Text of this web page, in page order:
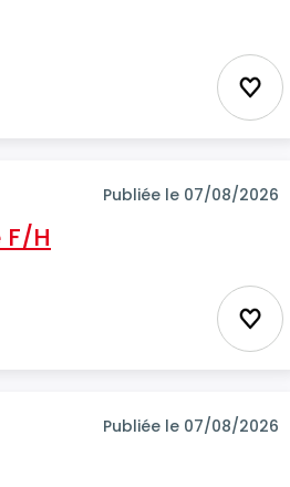
Publiée le 07/08/2026
H
Publiée le 07/08/2026